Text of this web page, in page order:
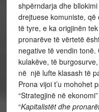
shpërndarja dhe
drejtuese komuniste,
të tyre, e ka origjinën
pronarëve të vërtetë
negative të vendin
kulakëve, të
në një lufte klasash të
Prona vijoi t’u mohohet
“Strategjinë në
“Kapitalistët dhe